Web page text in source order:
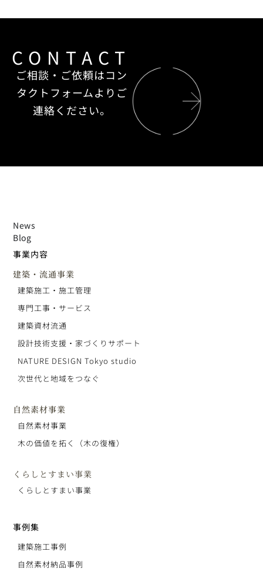
CONTACT
ご相談・ご依頼はコン
タクトフォームよりご
連絡ください。
News
Blog
事業内容
建築・流通事業
建築施工・施工管理
専門工事・サービス
建築資材流通
設計技術支援・家づくりサポート
NATURE DESIGN Tokyo studio
次世代と地域をつなぐ
自然素材事業
自然素材事業
木の価値を拓く（木の復権）
くらしとすまい事業
くらしとすまい事業
事例集
建築施工事例
自然素材納品事例